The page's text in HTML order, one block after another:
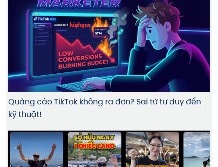
Quảng cáo TikTok không ra đơn? Sai từ tư duy đến
kỹ thuật!